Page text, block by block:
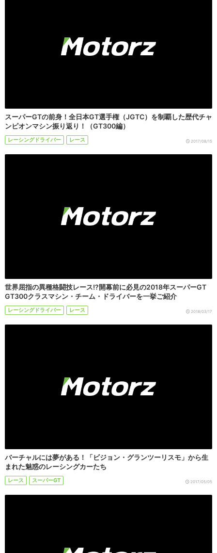
スーパーGTの前身！全日本GT選手権（JGTC）を制覇した歴代チャ
ンピオンマシン振り返り！（GT300編）
レーシングドライバー レース 2017/08/15
世界屈指の異種格闘技レース!?開幕前に必見の2018年スーパーGT
GT300クラスマシン・チーム・ドライバーを一挙ご紹介
レーシングドライバー レース 2018/03/17
バーチャルには夢がある！「ビジョン・グランツーリスモ」から生
まれた魅惑のレーシングカーたち
レース スーパーGT 2017/05/05